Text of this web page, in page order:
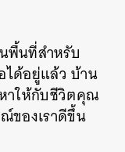
พื้นที่สำหรับ
ได้อยู่แล้ว บ้าน
าให้กับชีวิตคุณ
ของเราดีขึ้น